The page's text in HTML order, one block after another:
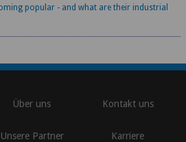
popular - and what are their industrial
Über uns Kontakt uns
Unsere Partner Karriere
\